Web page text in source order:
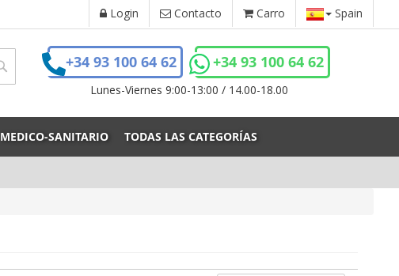
Login Contacto Carro Spain
Search
+34 93 100 64 62 +34 93 100 64 62
Lunes-Viernes 9:00-13:00 / 14.00-18.00
MEDICO-SANITARIO TODAS LAS CATEGORÍAS